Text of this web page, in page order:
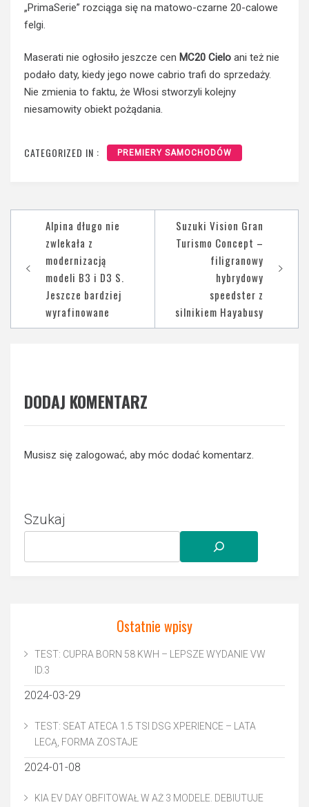
„PrimaSerie” rozciąga się na matowo-czarne 20-calowe
felgi.
Maserati nie ogłosiło jeszcze cen MC20 Cielo ani też nie
podało daty, kiedy jego nowe cabrio trafi do sprzedaży.
Nie zmienia to faktu, że Włosi stworzyli kolejny
niesamowity obiekt pożądania.
CATEGORIZED IN : PREMIERY SAMOCHODÓW
Nawigacja
wpisu
Alpina długo nie
zwlekała z
modernizacją
modeli B3 i D3 S.
Jeszcze bardziej
wyrafinowane
Suzuki Vision Gran
Turismo Concept –
filigranowy
hybrydowy
speedster z
silnikiem Hayabusy
DODAJ KOMENTARZ
Musisz się zalogować, aby móc dodać komentarz.
Szukaj
Ostatnie wpisy
TEST: CUPRA BORN 58 KWH – LEPSZE WYDANIE VW
ID.3
2024-03-29
TEST: SEAT ATECA 1.5 TSI DSG XPERIENCE – LATA
LECĄ, FORMA ZOSTAJE
2024-01-08
KIA EV DAY OBFITOWAŁ W AŻ 3 MODELE. DEBIUTUJE